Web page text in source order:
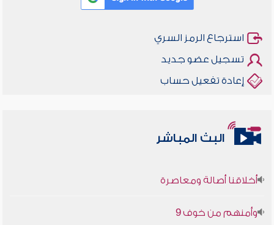
استرجاع الرمز السري
تسجيل عضو جديد
إعادة تفعيل حساب
البث المباشر
أخلاقنا أصالة ومعاصرة
وأمنهم من خوف 9